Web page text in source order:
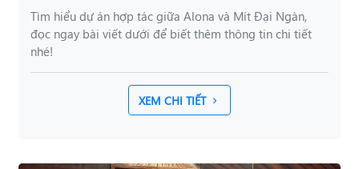
Tìm hiểu dự án hợp tác giữa Alona và Mít Đại Ngàn,
đọc ngay bài viết dưới để biết thêm thông tin chi tiết
nhé!
XEM CHI TIẾT